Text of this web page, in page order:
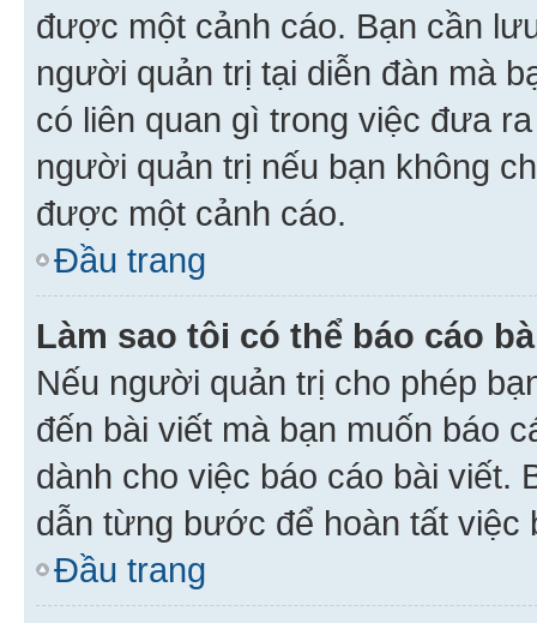
được một cảnh cáo. Bạn cần
người quản trị tại diễn đàn mà
có liên quan gì trong việc đưa
người quản trị nếu bạn không
được một cảnh cáo.
Đầu trang
Làm sao tôi có thể báo cáo
Nếu người quản trị cho phép
đến bài viết mà bạn muốn báo
dành cho việc báo cáo bài viết.
dẫn từng bước để hoàn tất việc
Đầu trang